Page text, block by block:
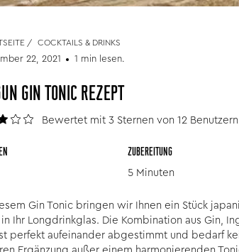
/ COCKTAILS & DRINKS
22, 2021 1 min lesen.
GIN TONIC REZEPT
Bewertet mit 3 Sternen von 12
ZUBEREITUNG
5 Minuten
Gin Tonic bringen wir Ihnen ein Stück
in Ihr Longdrinkglas. Die Kombination aus Gin,
perfekt aufeinander abgestimmt und bedarf